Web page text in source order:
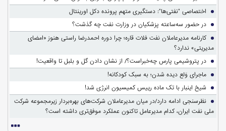
اختصاصی "نفتی‌ها": دستگیری متهم پرونده دکل اورینتال
در حضور سه‌ساعته پزشکیان در وزارت نفت چه گذشت؟
کارنامه مدیرعاملان نفت فلات قاره؛ چرا دوره احمدرضا راستی هنوز «امضای
مدیریتی» ندارد؟
در پتروشیمی پارس چه‌خبراست؟/ از نشان دادن گل و بلبل تا واقعیت!
ماجرای وَلع دیده شدن؛ به سبک کودکانه!
شیخ اینبار با تک ماده رییس کمیسیون انرژی شد!
نظرسنجی ادامه دارد/در میان مدیرعاملان شرکت‌های بهره‌بردار زیرمجموعه شرکت
ملی نفت ایران، کدام مدیرعامل تاکنون عملکرد موفق‌تری داشته است؟